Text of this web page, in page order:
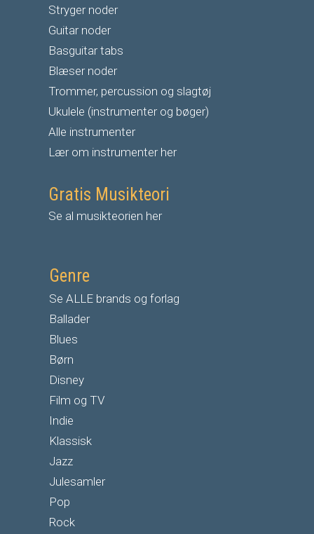
Stryger noder
Guitar noder
Basguitar tabs
Blæser noder
Trommer, percussion og slagtøj
Ukulele (instrumenter og bøger)
Alle instrumenter
Lær om instrumenter her
Gratis Musikteori
Se al musikteorien her
Genre
Se ALLE brands og forlag
Ballader
Blues
Børn
Disney
Film og TV
Indie
Klassisk
Jazz
Julesamler
Pop
Rock